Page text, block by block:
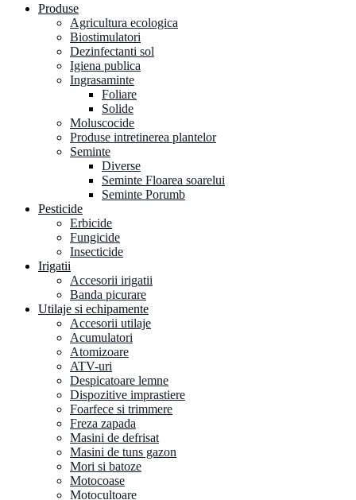
Produse
Agricultura ecologica
Biostimulatori
Dezinfectanti sol
Igiena publica
Ingrasaminte
Foliare
Solide
Moluscocide
Produse intretinerea plantelor
Seminte
Diverse
Seminte Floarea soarelui
Seminte Porumb
Pesticide
Erbicide
Fungicide
Insecticide
Irigatii
Accesorii irigatii
Banda picurare
Utilaje si echipamente
Accesorii utilaje
Acumulatori
Atomizoare
ATV-uri
Despicatoare lemne
Dispozitive imprastiere
Foarfece si trimmere
Freza zapada
Masini de defrisat
Masini de tuns gazon
Mori si batoze
Motocoase
Motocultoare